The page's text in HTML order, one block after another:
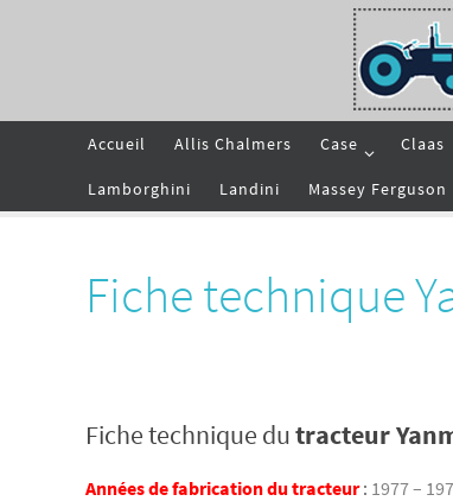
Accueil Allis Chalmers Case Claas
Lamborghini Landini Massey Ferguson
Fiche technique
Fiche technique dutracteur
Années de fabrication du tracteur: 1977 –